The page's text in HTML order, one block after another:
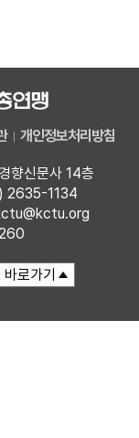
개인정보처리방침
향신문사 14층
2635-1134